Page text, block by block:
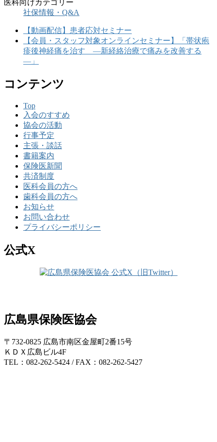
医科向けカテゴリー
社保情報・Q&A
【動画配信】患者応対セミナー
【会員・スタッフ対象オンラインセミナー】「帯状疱
疹後神経痛を治す ―新経絡治療で痛みを改善する
―」
コンテンツ
Top
入会のすすめ
協会の活動
行事予定
主張・談話
書籍案内
保険医新聞
共済制度
医科会員の方へ
歯科会員の方へ
お知らせ
お問い合わせ
プライバシーポリシー
公式X
広島県保険医協会
〒732-0825 広島市南区金屋町2番15号
ＫＤＸ広島ビル4F
TEL：082-262-5424 / FAX：082-262-5427